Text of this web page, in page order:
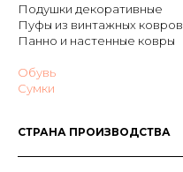
Подушки декоративные
Пуфы из винтажных ковров
Панно и настенные ковры
Обувь
Сумки
СТРАНА ПРОИЗВОДСТВА